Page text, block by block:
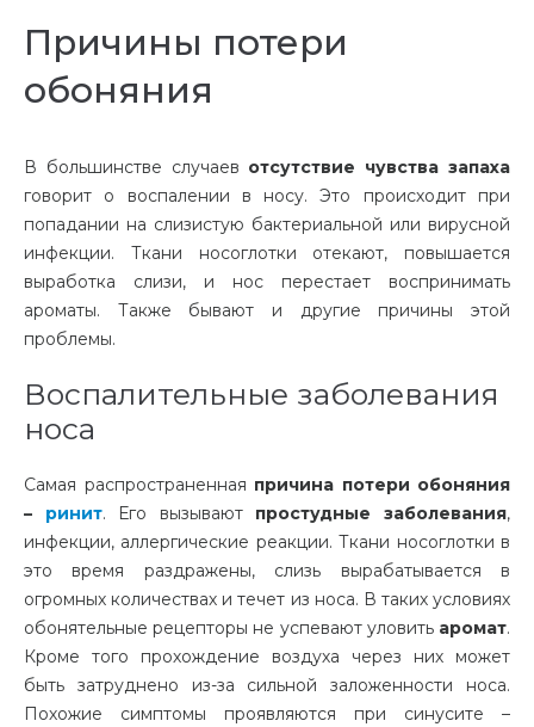
Причины потери
обоняния
В большинстве случаев отсутствие чувства запаха
говорит о воспалении в носу. Это происходит при
попадании на слизистую бактериальной или вирусной
инфекции. Ткани носоглотки отекают, повышается
выработка слизи, и нос перестает воспринимать
ароматы. Также бывают и другие причины этой
проблемы.
Воспалительные заболевания
носа
Самая распространенная причина потери обоняния
– ринит. Его вызывают простудные заболевания,
инфекции, аллергические реакции. Ткани носоглотки в
это время раздражены, слизь вырабатывается в
огромных количествах и течет из носа. В таких условиях
обонятельные рецепторы не успевают уловить аромат.
Кроме того прохождение воздуха через них может
быть затруднено из-за сильной заложенности носа.
Похожие симптомы проявляются при синусите –